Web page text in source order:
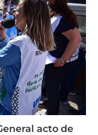
acto de